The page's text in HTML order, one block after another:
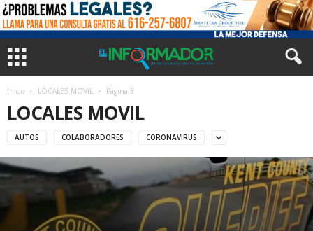
Inicio LOCALES MOVIL Página 3
LOCALES MOVIL
AUTOS COLABORADORES CORONAVIRUS